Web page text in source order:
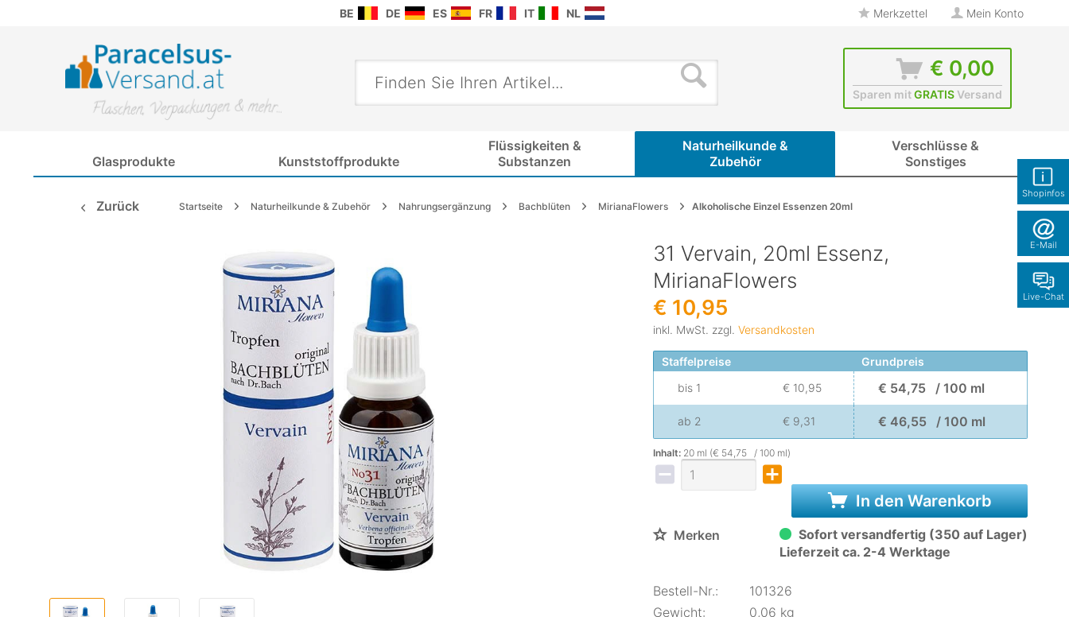
Shopinfos
E-Mail
Live-Chat
BE DE ES FR IT NL Merkzettel Mein Konto
€ 0,00
Sparen mitGRATISVersand
Glasprodukte Kunststoffprodukte
Flüssigkeiten &
Substanzen
Naturheilkunde &
Zubehör
Verschlüsse &
Sonstiges
Zurück Startseite Naturheilkunde & Zubehör Nahrungsergänzung Bachblüten MirianaFlowers Alkoholische Einzel Essenzen 20ml
31 Vervain, 20ml Essenz,
MirianaFlowers
€ 10,95
inkl. MwSt. zzgl. Versandkosten
Staffelpreise
Grundpreis
bis 1 € 10,95 € 54,75 / 100 ml
ab 2 € 9,31 € 46,55 / 100 ml
Inhalt: 20 ml (€ 54,75 / 100 ml)
In den Warenkorb
Merken
Sofort versandfertig (350 auf Lager)
Lieferzeit ca. 2-4 Werktage
Bestell-Nr.:
101326
Gewicht:
0,06 kg